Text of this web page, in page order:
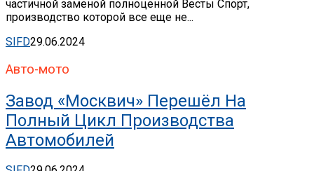
частичной заменой полноценной Весты Спорт,
производство которой все еще не...
SIFD29.06.2024
Авто-мото
Завод «Москвич» Перешёл На
Полный Цикл Производства
Автомобилей